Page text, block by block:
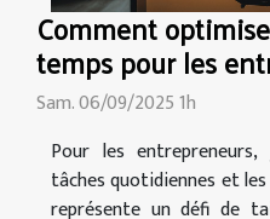
Comment
temps pour les
Sam. 06/09/2025 1h
Pour les
tâches quotidiennes et
représente un défi de